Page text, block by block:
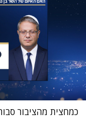
כמחצית מהציבור